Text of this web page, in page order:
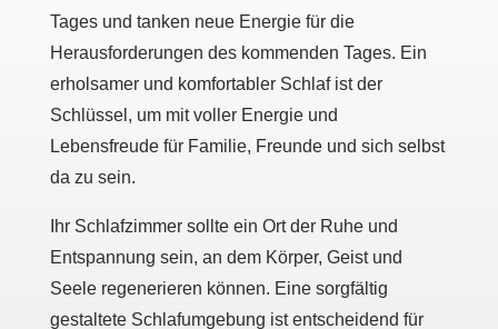
Tages und tanken neue Energie für die
Herausforderungen des kommenden Tages. Ein
erholsamer und komfortabler Schlaf ist der
Schlüssel, um mit voller Energie und
Lebensfreude für Familie, Freunde und sich selbst
da zu sein.
Ihr Schlafzimmer sollte ein Ort der Ruhe und
Entspannung sein, an dem Körper, Geist und
Seele regenerieren können. Eine sorgfältig
gestaltete Schlafumgebung ist entscheidend für